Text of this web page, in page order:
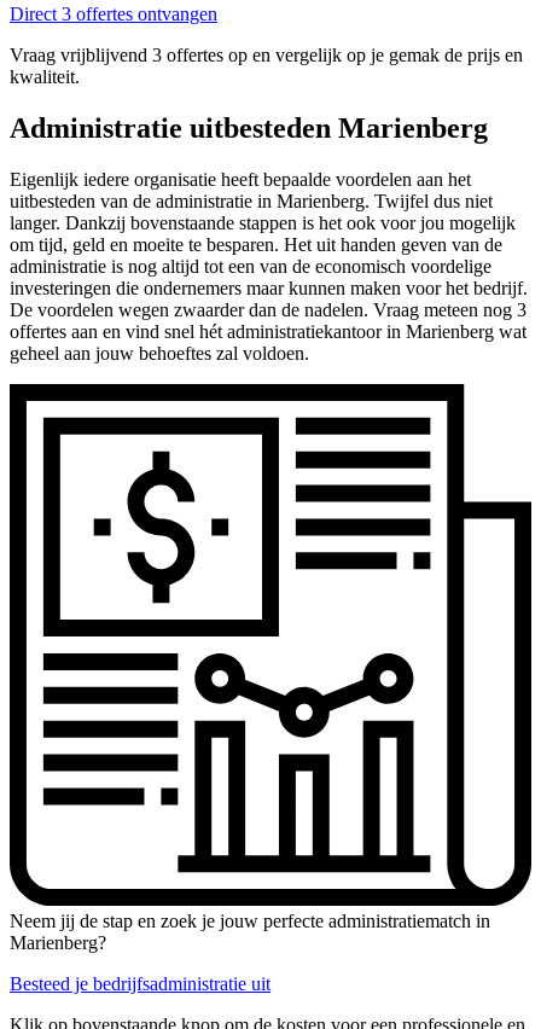
Direct 3 offertes ontvangen
Vraag vrijblijvend 3 offertes op en vergelijk op je gemak de prijs en
kwaliteit.
Administratie uitbesteden Marienberg
Eigenlijk iedere organisatie heeft bepaalde voordelen aan het
uitbesteden van de administratie in Marienberg. Twijfel dus niet
langer. Dankzij bovenstaande stappen is het ook voor jou mogelijk
om tijd, geld en moeite te besparen. Het uit handen geven van de
administratie is nog altijd tot een van de economisch voordelige
investeringen die ondernemers maar kunnen maken voor het bedrijf.
De voordelen wegen zwaarder dan de nadelen. Vraag meteen nog 3
offertes aan en vind snel hét administratiekantoor in Marienberg wat
geheel aan jouw behoeftes zal voldoen.
Neem jij de stap en zoek je jouw perfecte administratiematch in
Marienberg?
Besteed je bedrijfsadministratie uit
Klik op bovenstaande knop om de kosten voor een professionele en